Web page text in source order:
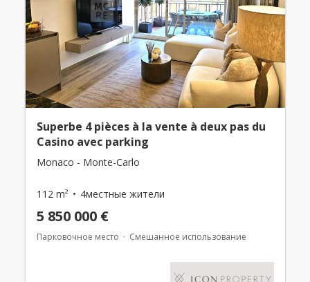
Superbe 4 pièces à la vente à deux pas du
Casino avec parking
Monaco - Monte-Carlo
112 m² 4местные жители
5 850 000 €
Парковочное место Смешанное использование